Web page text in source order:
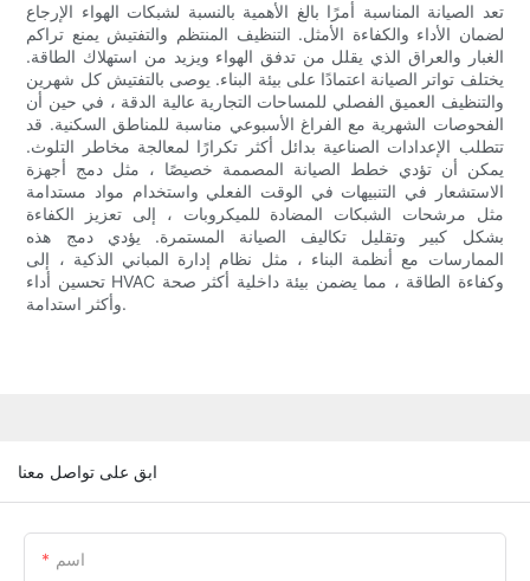
تعد الصيانة المناسبة أمرًا بالغ الأهمية بالنسبة لشبكات الهواء الإرجاع
لضمان الأداء والكفاءة الأمثل. التنظيف المنتظم والتفتيش يمنع تراكم
الغبار والعراق الذي يقلل من تدفق الهواء ويزيد من استهلاك الطاقة.
يختلف تواتر الصيانة اعتمادًا على بيئة البناء. يوصى بالتفتيش كل شهرين
والتنظيف العميق الفصلي للمساحات التجارية عالية الدقة ، في حين أن
الفحوصات الشهرية مع الفراغ الأسبوعي مناسبة للمناطق السكنية. قد
تتطلب الإعدادات الصناعية بدائل أكثر تكرارًا لمعالجة مخاطر التلوث.
يمكن أن تؤدي خطط الصيانة المصممة خصيصًا ، مثل دمج أجهزة
الاستشعار في التنبيهات في الوقت الفعلي واستخدام مواد مستدامة
مثل مرشحات الشبكات المضادة للميكروبات ، إلى تعزيز الكفاءة
بشكل كبير وتقليل تكاليف الصيانة المستمرة. يؤدي دمج هذه
الممارسات مع أنظمة البناء ، مثل نظام إدارة المباني الذكية ، إلى
تحسين أداء HVAC وكفاءة الطاقة ، مما يضمن بيئة داخلية أكثر صحة
وأكثر استدامة.
ابق على تواصل معنا
اسم